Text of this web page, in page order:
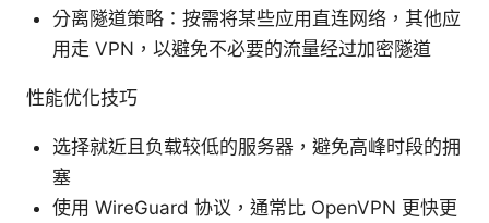
分离隧道策略：按需将某些应用直连网络，其他应
用走 VPN，以避免不必要的流量经过加密隧道
性能优化技巧
选择就近且负载较低的服务器，避免高峰时段的拥
塞
使用 WireGuard 协议，通常比 OpenVPN 更快更